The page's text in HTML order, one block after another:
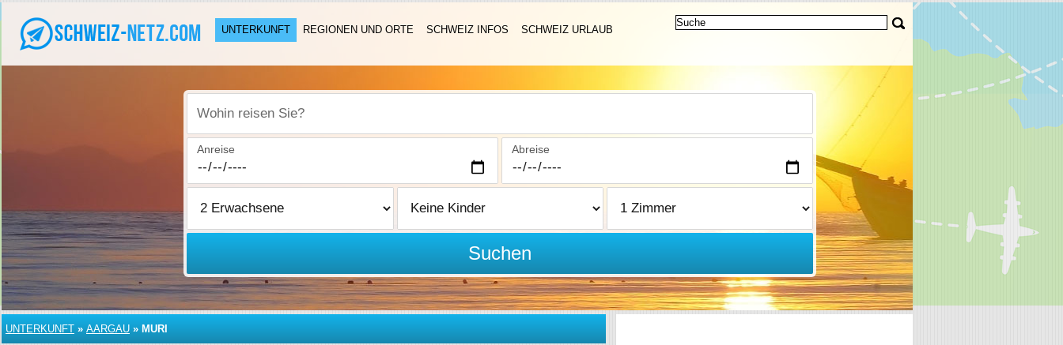
UNTERKUNFT REGIONEN UND ORTE SCHWEIZ INFOS SCHWEIZ URLAUB
Wohin reisen Sie?
Anreise Abreise
Suchen
UNTERKUNFT » AARGAU » MURI